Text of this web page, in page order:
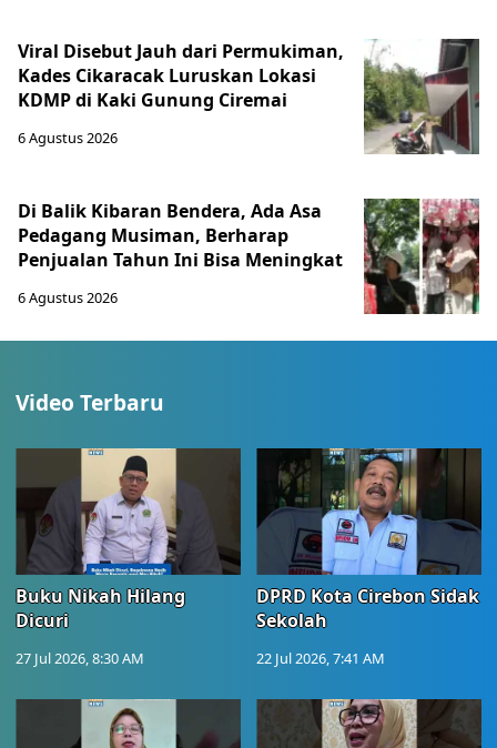
Viral Disebut Jauh dari Permukiman,
Kades Cikaracak Luruskan Lokasi
KDMP di Kaki Gunung Ciremai
6 Agustus 2026
Di Balik Kibaran Bendera, Ada Asa
Pedagang Musiman, Berharap
Penjualan Tahun Ini Bisa Meningkat
6 Agustus 2026
Video Terbaru
Buku Nikah Hilang
Dicuri
27 Jul 2026, 8:30 AM
DPRD Kota Cirebon Sidak
Sekolah
22 Jul 2026, 7:41 AM